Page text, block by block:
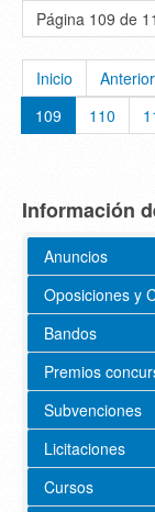
Página 109 de
Inicio Anterior
109
110
Información
Anuncios
Oposiciones y
Bandos
Premios
Subvenciones
Licitaciones
Cursos